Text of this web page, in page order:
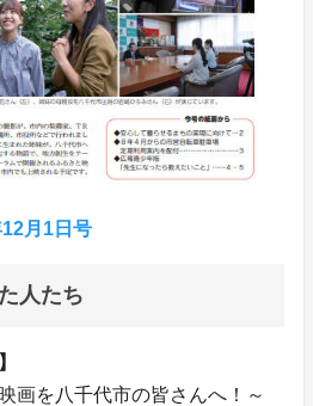
12月1日号
人たち
画を八千代市の皆さんへ！～